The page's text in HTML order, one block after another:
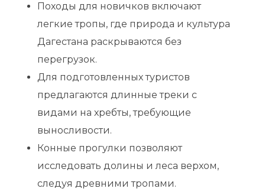
Походы для новичков включают
легкие тропы, где природа и культура
Дагестана раскрываются без
перегрузок.
Для подготовленных туристов
предлагаются длинные треки с
видами на хребты, требующие
выносливости.
Конные прогулки позволяют
исследовать долины и леса верхом,
следуя древними тропами.